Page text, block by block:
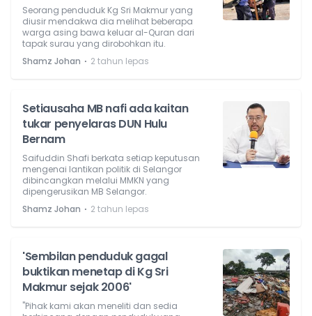
Seorang penduduk Kg Sri Makmur yang
diusir mendakwa dia melihat beberapa
warga asing bawa keluar al-Quran dari
tapak surau yang dirobohkan itu.
Shamz Johan ⋅ 2 tahun lepas
Setiausaha MB nafi ada kaitan
tukar penyelaras DUN Hulu
Bernam
Saifuddin Shafi berkata setiap keputusan
mengenai lantikan politik di Selangor
dibincangkan melalui MMKN yang
dipengerusikan MB Selangor.
Shamz Johan ⋅ 2 tahun lepas
'Sembilan penduduk gagal
buktikan menetap di Kg Sri
Makmur sejak 2006'
"Pihak kami akan meneliti dan sedia